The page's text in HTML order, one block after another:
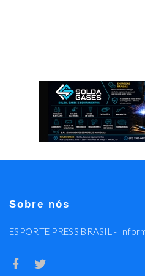
Sobre nós
ESPORTE PRESS BRASIL -